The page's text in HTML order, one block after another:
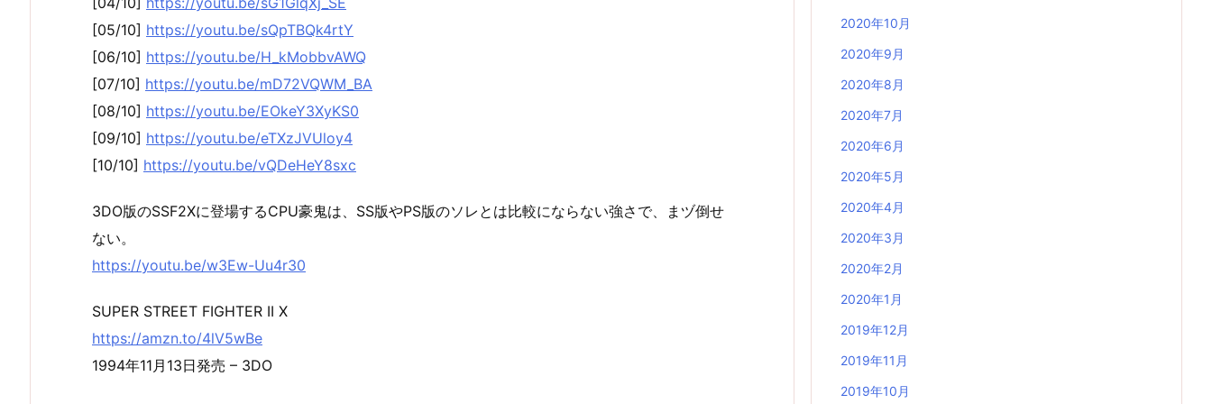
[05/10] https://youtu.be/sQpTBQk4rtY
[06/10] https://youtu.be/H_kMobbvAWQ
[07/10] https://youtu.be/mD72VQWM_BA
[08/10] https://youtu.be/EOkeY3XyKS0
[09/10] https://youtu.be/eTXzJVUloy4
[10/10] https://youtu.be/vQDeHeY8sxc
3DO版のSSF2Xに登場するCPU豪鬼は、SS版やPS版のソレとは比較にならない強さで、まヅ倒せ
ない。
https://youtu.be/w3Ew-Uu4r30
SUPER STREET FIGHTER II X
https://amzn.to/4lV5wBe
1994年11月13日発売 – 3DO
2020年10月
2020年9月
2020年8月
2020年7月
2020年6月
2020年5月
2020年4月
2020年3月
2020年2月
2020年1月
2019年12月
2019年11月
2019年10月